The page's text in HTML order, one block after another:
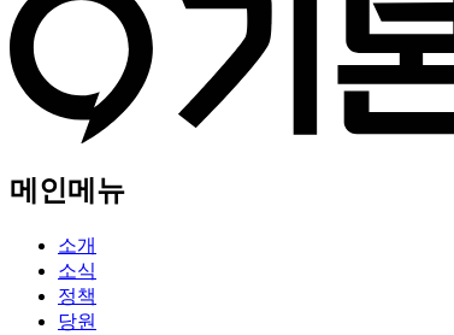
메인메뉴
소개
소식
정책
당원